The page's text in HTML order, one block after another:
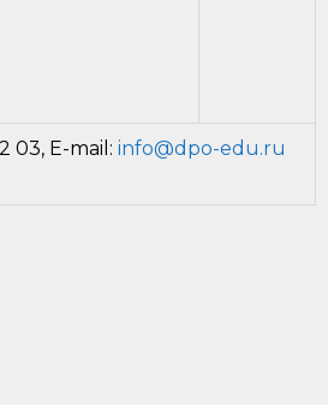
03, E-mail: info@dpo-edu.ru